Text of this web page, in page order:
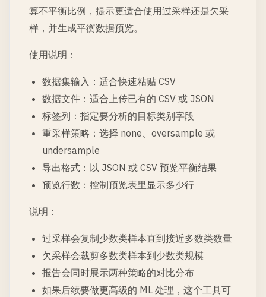
算不平衡比例，提示更适合使用过采样还是欠采
样，并生成平衡数据预览。
使用说明：
数据集输入：适合快速粘贴 CSV
数据文件：适合上传已有的 CSV 或 JSON
标签列：指定要分析的目标类别字段
重采样策略：选择 none、oversample 或
undersample
导出格式：以 JSON 或 CSV 预览平衡结果
预览行数：控制预览表里显示多少行
说明：
过采样会复制少数类样本直到接近多数类数量
欠采样会裁剪多数类样本到少数类规模
报告会同时展示两种策略的对比分布
如果后续要做更高级的 ML 处理，这个工具可